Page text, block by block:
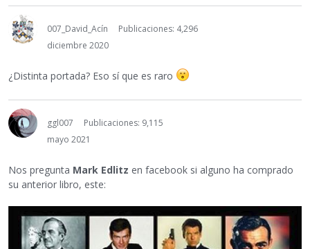
007_David_Acín
Publicaciones: 4,296
diciembre 2020
¿Distinta portada? Eso sí que es raro
ggl007
Publicaciones: 9,115
mayo 2021
Nos pregunta Mark Edlitz en facebook si alguno ha comprado
su anterior libro, este: